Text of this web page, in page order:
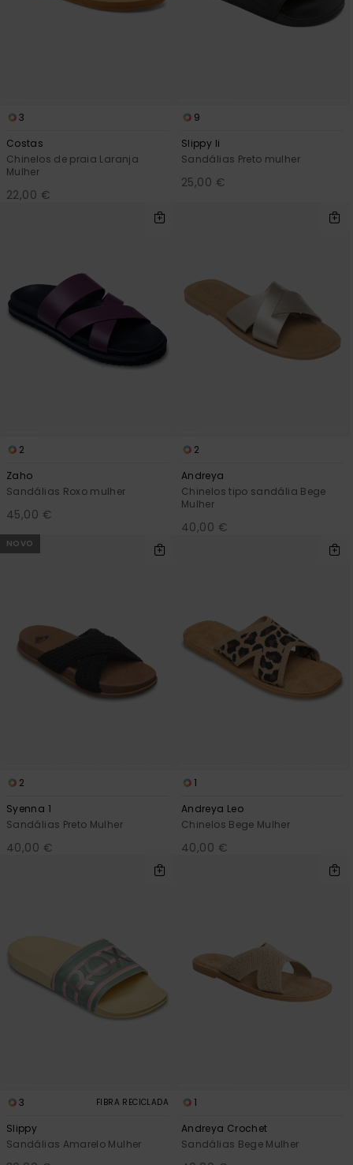
3
Costas
Chinelos de praia Laranja
Mulher
22,00 €
9
Slippy Ii
Sandálias Preto mulher
25,00 €
2
Zaho
Sandálias Roxo mulher
45,00 €
2
Andreya
Chinelos tipo sandália Bege
Mulher
40,00 €
NOVO
2
Syenna 1
Sandálias Preto Mulher
40,00 €
1
Andreya Leo
Chinelos Bege Mulher
40,00 €
3 FIBRA RECICLADA
Slippy
Sandálias Amarelo Mulher
1
Andreya Crochet
Sandálias Bege Mulher